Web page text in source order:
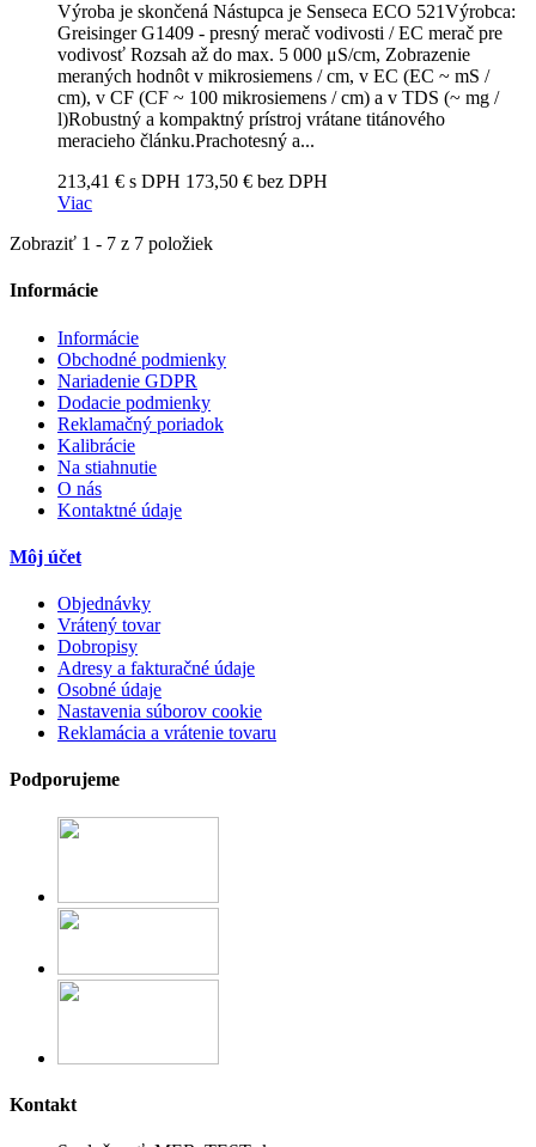
Výroba je skončená Nástupca je Senseca ECO 521Výrobca:
Greisinger G1409 - presný merač vodivosti / EC merač pre
vodivosť Rozsah až do max. 5 000 μS/cm, Zobrazenie
meraných hodnôt v mikrosiemens / cm, v EC (EC ~ mS /
cm), v CF (CF ~ 100 mikrosiemens / cm) a v TDS (~ mg /
l)Robustný a kompaktný prístroj vrátane titánového
meracieho článku.Prachotesný a...
213,41 € s DPH 173,50 € bez DPH
Viac
Zobraziť 1 - 7 z 7 položiek
Informácie
Informácie
Obchodné podmienky
Nariadenie GDPR
Dodacie podmienky
Reklamačný poriadok
Kalibrácie
Na stiahnutie
O nás
Kontaktné údaje
Môj účet
Objednávky
Vrátený tovar
Dobropisy
Adresy a fakturačné údaje
Osobné údaje
Nastavenia súborov cookie
Reklamácia a vrátenie tovaru
Podporujeme
Kontakt